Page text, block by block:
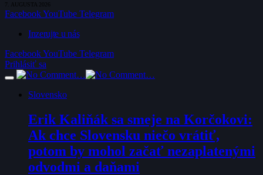
7. AUGUSTA 2026
FacebookYouTube Telegram
Inzerujte u nás
FacebookYouTube Telegram
Prihlásiť sa
Slovensko
Erik Kaliňák sa smeje na Korčokovi:
Ak chce Slovensku niečo vrátiť,
potom by mohol začať nezaplatenými
odvodmi a daňami